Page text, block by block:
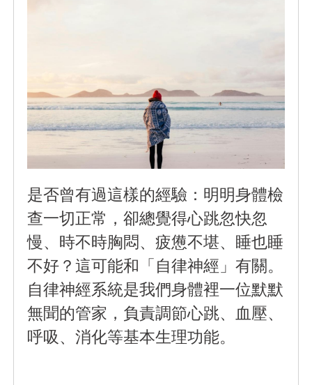
是否曾有過這樣的經驗：明明身體檢
查一切正常，卻總覺得心跳忽快忽
慢、時不時胸悶、疲憊不堪、睡也睡
不好？這可能和「自律神經」有關。
自律神經系統是我們身體裡一位默默
無聞的管家，負責調節心跳、血壓、
呼吸、消化等基本生理功能。